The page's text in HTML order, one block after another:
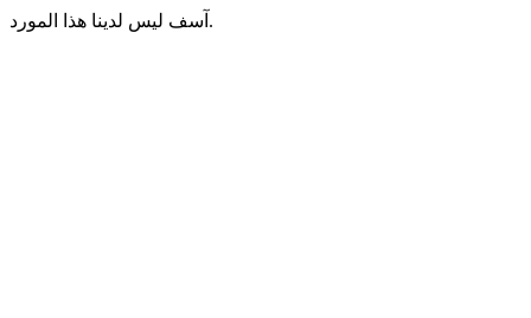
آسف ليس لدينا هذا المورد.